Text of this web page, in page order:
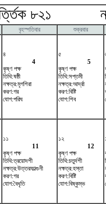
৮২১
বৃহস্পতিবার শুক্রবার
৪
4
কৃষ্ণ পক্ষ
তিথি:ষষ্ঠী
নক্ষত্র:মৃগশিরা
করণ:গর
যোগ:পরিঘ
৫
5
কৃষ্ণ পক্ষ
তিথি:সপ্তমী
নক্ষত্র:আর্দ্রা
করণ:বিষ্টি
যোগ:শিব
১১
11
কৃষ্ণ পক্ষ
তিথি:ত্রয়োদশী
নক্ষত্র:উত্তরফাল্গুনী
করণ:গর
যোগ:বৈধৃতি
১২
12
কৃষ্ণ পক্ষ
তিথি:চতুর্দশী
নক্ষত্র:হস্তা
করণ:বিষ্টি
যোগ:বিষ্কুম্ভ